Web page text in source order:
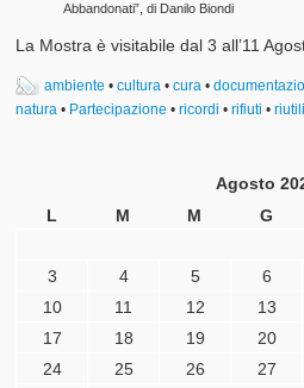
Abbandonati”, di Danilo Biondi
La Mostra è visitabile dal 3 all’11
ambiente •cultura •cura •
natura • Partecipazione •ricordi •rifiuti •
Agosto
L
M M G
3
4 5 6
10
11 12 13
17
18 19 20
24
25 26 27